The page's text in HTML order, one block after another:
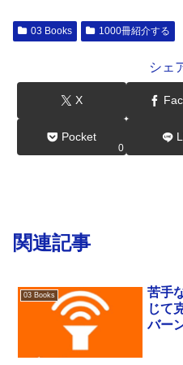
03 Books 1000冊紹介する
シェ
X
Pocket
0
関連記事
03 Books
苦手
じて
バー